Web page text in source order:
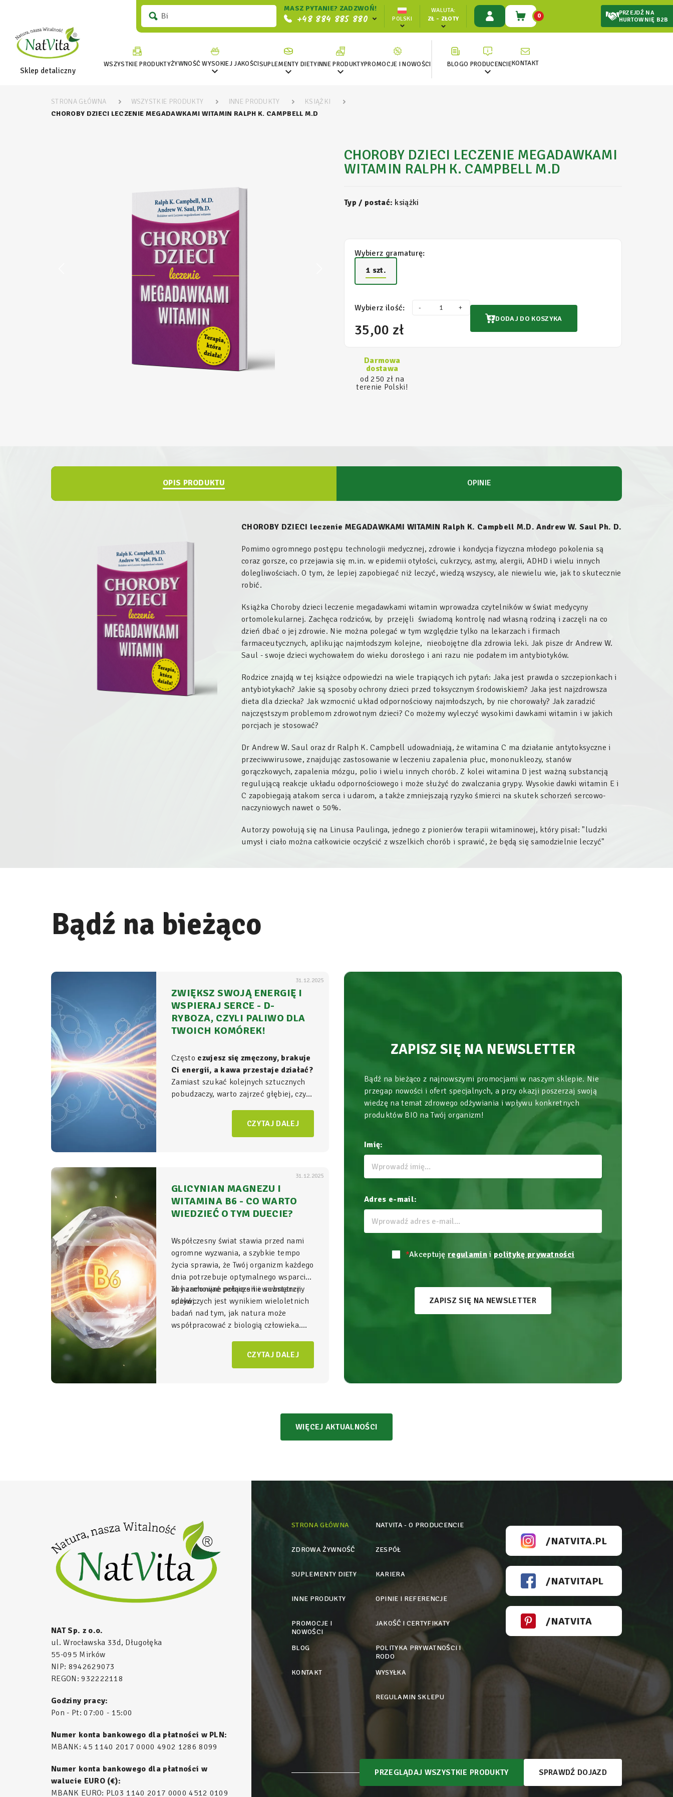
Sklep detaliczny
MASZ PYTANIE? ZADZWOŃ!
+48 884 885 880 POLSKI
WALUTA:
ZŁ - ZŁOTY
0
PRZEJDŹ NA
HURTOWNIĘ B2B
WSZYSTKIE PRODUKTYŻYWNOŚĆ WYSOKIEJ JAKOŚCI

SUPLEMENTY DIETY

INNE PRODUKTY

PROMOCJE I NOWOŚCI BLOGO PRODUCENCIE

KONTAKT
STRONA GŁÓWNA WSZYSTKIE PRODUKTY INNE PRODUKTY
KSIĄŻKI
CHOROBY DZIECI LECZENIE MEGADAWKAMI WITAMIN RALPH K. CAMPBELL M.D
CHOROBY DZIECI LECZENIE MEGADAWKAMI
WITAMIN RALPH K. CAMPBELL M.D
Typ / postać: książki
Wybierz gramaturę:
1 szt.
Wybierz ilość: - +
35,00 zł
DODAJ DO KOSZYKA
Darmowa
dostawa
od 250 zł na
terenie Polski!
OPIS PRODUKTU OPINIE
CHOROBY DZIECI leczenie MEGADAWKAMI WITAMIN Ralph K. Campbell M.D. Andrew W. Saul Ph. D.
Pomimo ogromnego postępu technologii medycznej, zdrowie i kondycja fizyczna młodego pokolenia są
coraz gorsze, co przejawia się m.in. w epidemii otyłości, cukrzycy, astmy, alergii, ADHD i wielu innych
dolegliwościach. O tym, że lepiej zapobiegać niż leczyć, wiedzą wszyscy, ale niewielu wie, jak to skutecznie
robić.
Książka Choroby dzieci leczenie megadawkami witamin wprowadza czytelników w świat medycyny
ortomolekularnej. Zachęca rodziców, by przejęli świadomą kontrolę nad własną rodziną i zaczęli na co
dzień dbać o jej zdrowie. Nie można polegać w tym względzie tylko na lekarzach i firmach
farmaceutycznych, aplikując najmłodszym kolejne, nieobojętne dla zdrowia leki. Jak pisze dr Andrew W.
Saul - swoje dzieci wychowałem do wieku dorosłego i ani razu nie podałem im antybiotyków.
Rodzice znajdą w tej książce odpowiedzi na wiele trapiących ich pytań: Jaka jest prawda o szczepionkach i
antybiotykach? Jakie są sposoby ochrony dzieci przed toksycznym środowiskiem? Jaka jest najzdrowsza
dieta dla dziecka? Jak wzmocnić układ odpornościowy najmłodszych, by nie chorowały? Jak zaradzić
najczęstszym problemom zdrowotnym dzieci? Co możemy wyleczyć wysokimi dawkami witamin i w jakich
porcjach je stosować?
Dr Andrew W. Saul oraz dr Ralph K. Campbell udowadniają, że witamina C ma działanie antytoksyczne i
przeciwwirusowe, znajdując zastosowanie w leczeniu zapalenia płuc, mononukleozy, stanów
gorączkowych, zapalenia mózgu, polio i wielu innych chorób. Z kolei witamina D jest ważną substancją
regulującą reakcje układu odpornościowego i może służyć do zwalczania grypy. Wysokie dawki witamin E i
C zapobiegają atakom serca i udarom, a także zmniejszają ryzyko śmierci na skutek schorzeń sercowo-
naczyniowych nawet o 50%.
Autorzy powołują się na Linusa Paulinga, jednego z pionierów terapii witaminowej, który pisał: "ludzki
umysł i ciało można całkowicie oczyścić z wszelkich chorób i sprawić, że będą się samodzielnie leczyć"
Bądź na bieżąco
31.12.2025
ZWIĘKSZ SWOJĄ ENERGIĘ I
WSPIERAJ SERCE - D-
RYBOZA, CZYLI PALIWO DLA
TWOICH KOMÓREK!
Często czujesz się zmęczony, brakuje
Ci energii, a kawa przestaje działać?
Zamiast szukać kolejnych sztucznych
pobudzaczy, warto zajrzeć głębiej, czyli
organizmie - tam, gdzie na poziomie
CZYTAJ DALEJ
31.12.2025
GLICYNIAN MAGNEZU I
WITAMINA B6 - CO WARTO
WIEDZIEĆ O TYM DUECIE?
Współczesny świat stawia przed nami
ogromne wyzwania, a szybkie tempo
życia sprawia, że Twój organizm każdego
dnia potrzebuje optymalnego wsparcia,
aby zachować pełnię sił i wewnętrzny
spokój.
To harmonijne połączenie substancji
odżywczych jest wynikiem wieloletnich
badań nad tym, jak natura może
współpracować z biologią człowieka.
duet, który w NatVita traktujemy jako
CZYTAJ DALEJ
ZAPISZ SIĘ NA NEWSLETTER
Bądź na bieżąco z najnowszymi promocjami w naszym sklepie. Nie
przegap nowości i ofert specjalnych, a przy okazji poszerzaj swoją
wiedzę na temat zdrowego odżywiania i wpływu konkretnych
produktów BIO na Twój organizm!
Imię:
Adres e-mail:
*Akceptujęregulamin i politykę prywatności
ZAPISZ SIĘ NA NEWSLETTER
WIĘCEJ AKTUALNOŚCI
NAT Sp. z o.o.
ul. Wrocławska 33d, Długołęka
55-095 Mirków
NIP: 8942629073
REGON: 932222118
Godziny pracy:
Pon - Pt: 07:00 - 15:00
Numer konta bankowego dla płatności w PLN:
MBANK: 45 1140 2017 0000 4902 1286 8099
Numer konta bankowego dla płatności w
walucie EURO (€):
MBANK EURO: PL03 1140 2017 0000 4512 0109
STRONA GŁÓWNA
ZDROWA ŻYWNOŚĆ
SUPLEMENTY DIETY
INNE PRODUKTY
PROMOCJE I
NOWOŚCI
BLOG
KONTAKT
NATVITA - O PRODUCENCIE
ZESPÓŁ
KARIERA
OPINIE I REFERENCJE
JAKOŚĆ I CERTYFIKATY
POLITYKA PRYWATNOŚCI I
RODO
WYSYŁKA
REGULAMIN SKLEPU
/NATVITA.PL
/NATVITAPL
/NATVITA
PRZEGLĄDAJ WSZYSTKIE PRODUKTY SPRAWDŹ DOJAZD